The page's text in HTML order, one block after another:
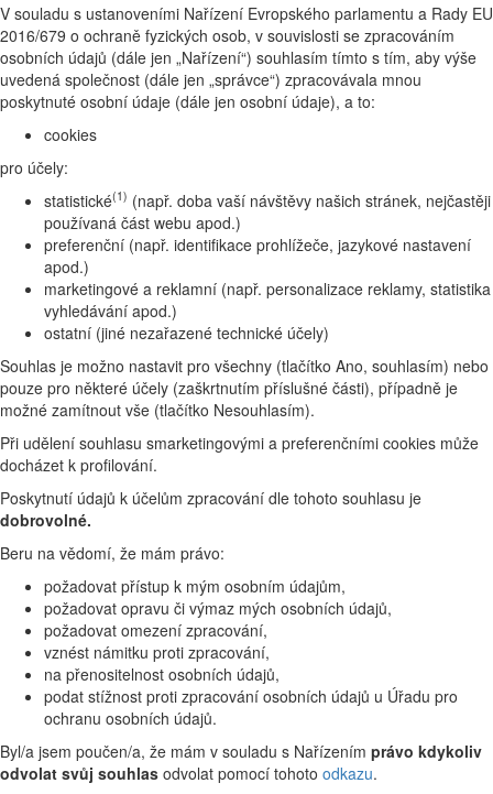
V souladu s ustanoveními Nařízení Evropského parlamentu a Rady EU
2016/679 o ochraně fyzických osob, v souvislosti se zpracováním
osobních údajů (dále jen „Nařízení“) souhlasím tímto s tím, aby výše
uvedená společnost (dále jen „správce“) zpracovávala mnou
poskytnuté osobní údaje (dále jen osobní údaje), a to:
cookies
pro účely:
statistické(1) (např. doba vaší návštěvy našich stránek, nejčastěji
používaná část webu apod.)
preferenční (např. identifikace prohlížeče, jazykové nastavení
apod.)
marketingové a reklamní (např. personalizace reklamy, statistika
vyhledávání apod.)
ostatní (jiné nezařazené technické účely)
Souhlas je možno nastavit pro všechny (tlačítko Ano, souhlasím) nebo
pouze pro některé účely (zaškrtnutím příslušné části), případně je
možné zamítnout vše (tlačítko Nesouhlasím).
Při udělení souhlasu smarketingovými a preferenčními cookies může
docházet k profilování.
Poskytnutí údajů k účelům zpracování dle tohoto souhlasu je
dobrovolné.
Beru na vědomí, že mám právo:
požadovat přístup k mým osobním údajům,
požadovat opravu či výmaz mých osobních údajů,
požadovat omezení zpracování,
vznést námitku proti zpracování,
na přenositelnost osobních údajů,
podat stížnost proti zpracování osobních údajů u Úřadu pro
ochranu osobních údajů.
Byl/a jsem poučen/a, že mám v souladu s Nařízením právo kdykoliv
odvolat svůj souhlas odvolat pomocí tohoto odkazu.